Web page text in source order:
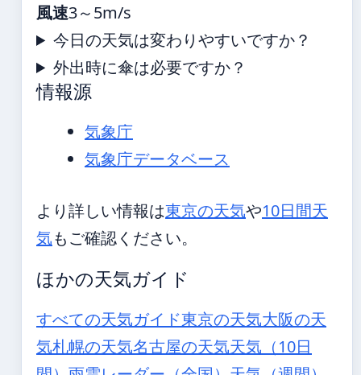
風速3～5m/s
今日の天気は変わりやすいですか？
外出時に傘は必要ですか？
情報源
気象庁
気象庁データベース
より詳しい情報は東京の天気や10日間天
気もご確認ください。
ほかの天気ガイド
すべての天気ガイド東京の天気大阪の天
気札幌の天気名古屋の天気天気（10日